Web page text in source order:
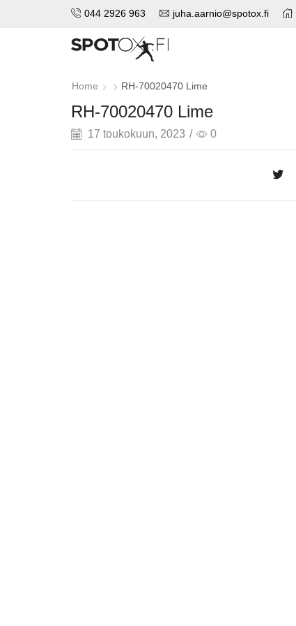
044 2926 963 juha.aarnio@spotox.fi
Home RH-70020470 Lime
RH-70020470 Lime
17 toukokuun, 2023 / 0